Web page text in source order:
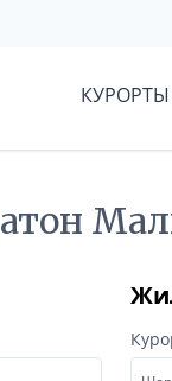
КУРОРТЫ